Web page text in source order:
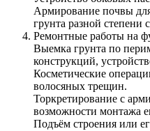
Армирование почвы
грунта разной степени
Ремонтные работы на
Выемка грунта по
конструкций,
Косметические
волосяных трещин.
Торкретирование с
возможности монтажа
Подъём строения или